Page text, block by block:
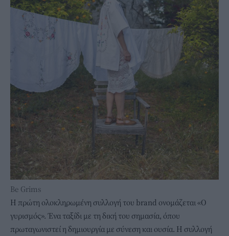
Be Grims
Η πρώτη ολοκληρωμένη συλλογή του brand ονομάζεται «Ο
γυρισμός». Ένα ταξίδι με τη δική του σημασία, όπου
πρωταγωνιστεί η δημιουργία με σύνεση και ουσία. Η συλλογή